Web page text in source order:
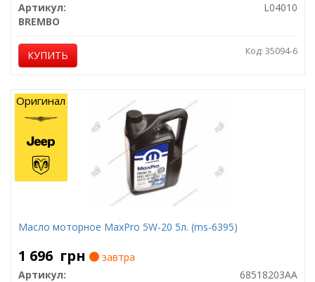
Артикул:
L04010
BREMBO
КУПИТЬ Код: 35094-6
Масло моторное MaxPro 5W-20 5л. (ms-6395)
1 696 грн
завтра
Артикул:
68518203AA
Оригинал